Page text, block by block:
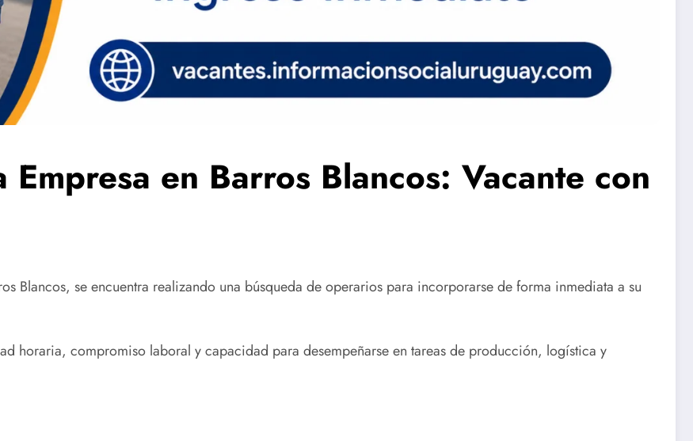
en Barros Blancos: Vacante con
Blancos, se encuentra realizando una búsqueda de operarios para incorporarse de forma inmediata a su
horaria, compromiso laboral y capacidad para desempeñarse en tareas de producción, logística y